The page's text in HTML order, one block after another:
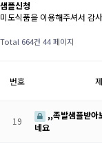
샘플신청
미도식품을 이용해주셔서 감
Total 664건 44 페이지
번호
19
,,족발샘플받아
네요